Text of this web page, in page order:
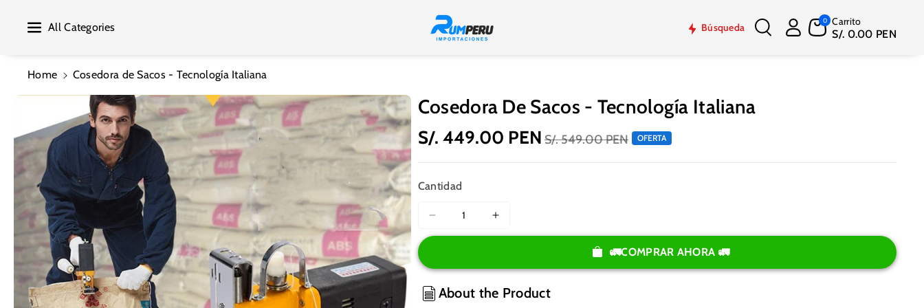
NtenidoAll Categories Búsqueda
0 Carrito
S/. 0.00 PEN
Home Cosedora de Sacos - Tecnología Italiana
Ir
Información
Del Producto
Cosedora De Sacos - Tecnología Italiana
S/. 449.00 PEN S/. 549.00 PEN OFERTA
Cantidad
Reducir
cantidad
Cosedora
de
Sacos
Aumentar
cantidad
Cosedora
Sacos
🚛COMPRAR AHORA 🚛
About the Product